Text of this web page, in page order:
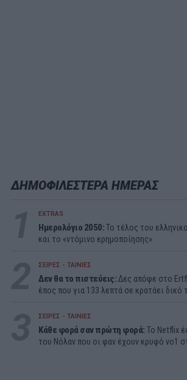
ΔΗΜΟΦΙΛΕΣΤΕΡΑ ΗΜΕΡΑΣ
EXTRAS
Ημερολόγιο 2050:To τέλος του
και το «ντόμινο ερημοποίησης»
ΣΕΙΡΕΣ - ΤΑΙΝΙΕΣ
Δεν θα το πιστεύεις:Δες απόψε στο
έπος που για 133 λεπτά σε κρατάει δικό
ΣΕΙΡΕΣ - ΤΑΙΝΙΕΣ
Κάθε φορά σαν πρώτη φορά: Το Netflix
του Νόλαν που οι φαν έχουν κρυφό νο1